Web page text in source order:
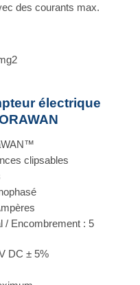
des courants max.
électrique
clipsables
/ Encombrement : 5
DC ± 5%